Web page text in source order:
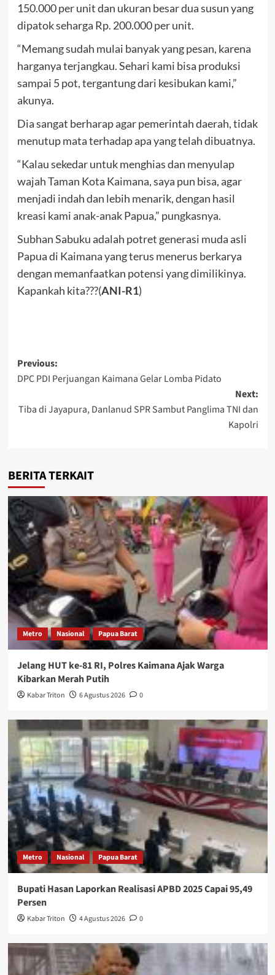
150.000 per unit dan ukuran besar dua susun yang
dipatok seharga Rp. 200.000 per unit.
“Memang sudah mulai banyak yang pesan, karena
harganya terjangkau. Sehari kami bisa produksi
sampai 5 pot, tergantung dari kesibukan kami,”
akunya.
Dia sangat berharap agar pemerintah daerah, tidak
menutup mata terhadap apa yang telah dibuatnya.
“Kalau sekedar untuk menghias dan menyulap
wajah Taman Kota Kaimana, saya pun bisa, agar
menjadi indah dan lebih menarik, dengan hasil
kreasi kami anak-anak Papua,” pungkasnya.
Subhan Sabuku adalah potret generasi muda asli
Papua di Kaimana yang terus menerus berkarya
dengan memanfaatkan potensi yang dimilikinya.
Kapankah kita???(ANI-R1)
Post
navigation
Previous:
DPC PDI Perjuangan Kaimana Gelar Lomba Pidato
Next:
Tiba di Jayapura, Danlanud SPR Sambut Panglima TNI dan
Kapolri
BERITA TERKAIT
Metro Nasional Papua Barat
Jelang HUT ke-81 RI, Polres Kaimana Ajak Warga
Kibarkan Merah Putih
Kabar Triton 6 Agustus 2026 0
Metro Nasional Papua Barat
Bupati Hasan Laporkan Realisasi APBD 2025 Capai 95,49
Persen
Kabar Triton 4 Agustus 2026 0